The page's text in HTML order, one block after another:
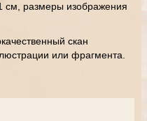
см, размеры изображения
скан
или фрагмента.